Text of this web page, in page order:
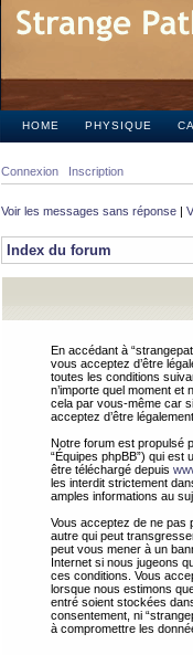
HOME PHYSIQUE
Connexion Inscription
Voir les messages sans réponse |
Index du forum
En accédant à
vous acceptez d’être
toutes les conditions
n’importe quel moment
cela par vous-même car
acceptez d’être
Notre forum est propulsé
“Équipes phpBB”) qui est
être téléchargé depuis
les interdit strictement
amples informations au
Vous acceptez de ne pas
autre qui peut
peut vous mener à un
Internet si nous jugeons
ces conditions. Vous
lorsque nous estimons
entré soient stockées
consentement, ni
à compromettre les